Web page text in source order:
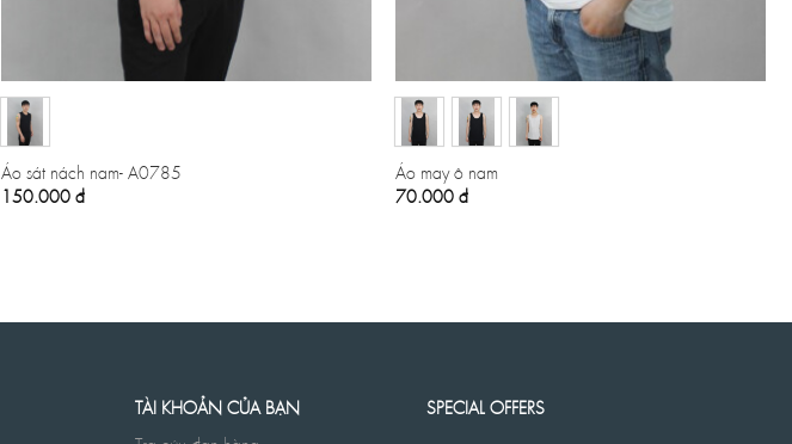
Áo sát nách nam- A0785
150.000 đ
Áo may ô nam
70.000 đ
TÀI KHOẢN CỦA BẠN
SPECIAL OFFERS